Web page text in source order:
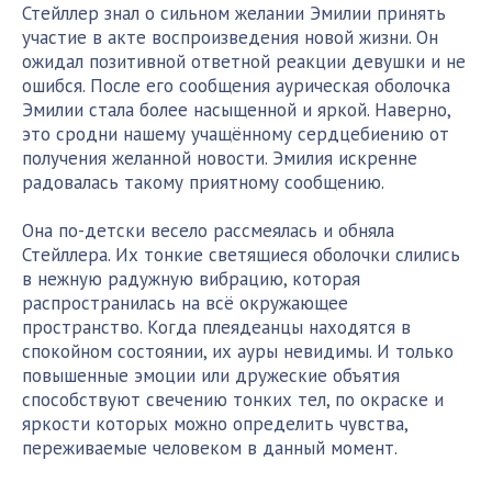
Стейллер знал о сильном желании Эмилии принять
участие в акте воспроизведения новой жизни. Он
ожидал позитивной ответной реакции девушки и не
ошибся. После его сообщения аурическая оболочка
Эмилии стала более насыщенной и яркой. Наверно,
это сродни нашему учащённому сердцебиению от
получения желанной новости. Эмилия искренне
радовалась такому приятному сообщению.
Она по-детски весело рассмеялась и обняла
Стейллера. Их тонкие светящиеся оболочки слились
в нежную радужную вибрацию, которая
распространилась на всё окружающее
пространство. Когда плеядеанцы находятся в
спокойном состоянии, их ауры невидимы. И только
повышенные эмоции или дружеские объятия
способствуют свечению тонких тел, по окраске и
яркости которых можно определить чувства,
переживаемые человеком в данный момент.